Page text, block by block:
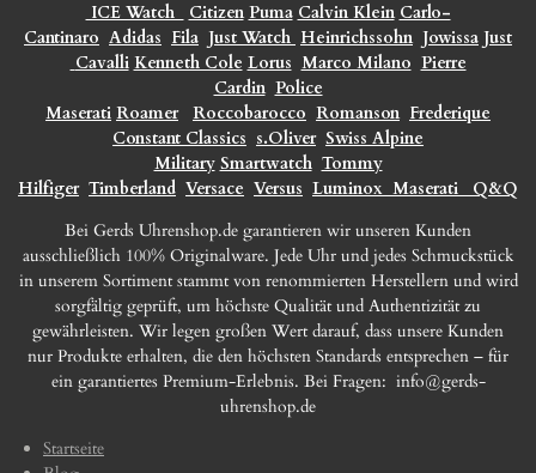
ICE Watch Citizen Puma Calvin Klein Carlo-
Cantinaro Adidas Fila Just Watch Heinrichssohn Jowissa Just
Cavalli Kenneth Cole Lorus Marco Milano Pierre
Cardin Police
Maserati Roamer Roccobarocco Romanson Frederique
Constant Classics s.Oliver Swiss Alpine
Military Smartwatch Tommy
Hilfiger Timberland Versace Versus Luminox Maserati
Q&Q
Bei Gerds Uhrenshop.de garantieren wir unseren Kunden
ausschließlich 100% Originalware. Jede Uhr und jedes Schmuckstück
in unserem Sortiment stammt von renommierten Herstellern und wird
sorgfältig geprüft, um höchste Qualität und Authentizität zu
gewährleisten. Wir legen großen Wert darauf, dass unsere Kunden
nur Produkte erhalten, die den höchsten Standards entsprechen – für
ein garantiertes Premium-Erlebnis. Bei Fragen: info@gerds-
uhrenshop.de
Startseite